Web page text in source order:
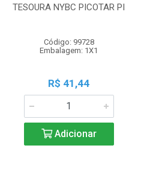
TESOURA NYBC PICOTAR PI
Código: 99728
Embalagem: 1X1
R$ 41,44
Adicionar